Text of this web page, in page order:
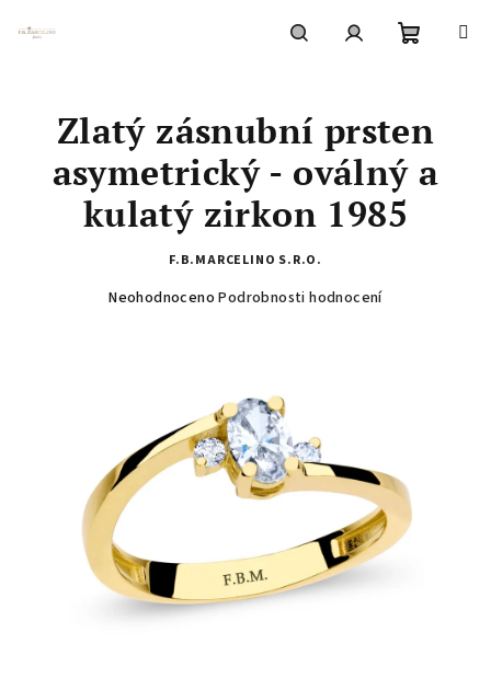
košík
Zlatý zásnubní prsten
asymetrický - oválný a
kulatý zirkon 1985
F.B.MARCELINO S.R.O.
Průměrné
hvězdiček.
Neohodnoceno Podrobnosti hodnocení